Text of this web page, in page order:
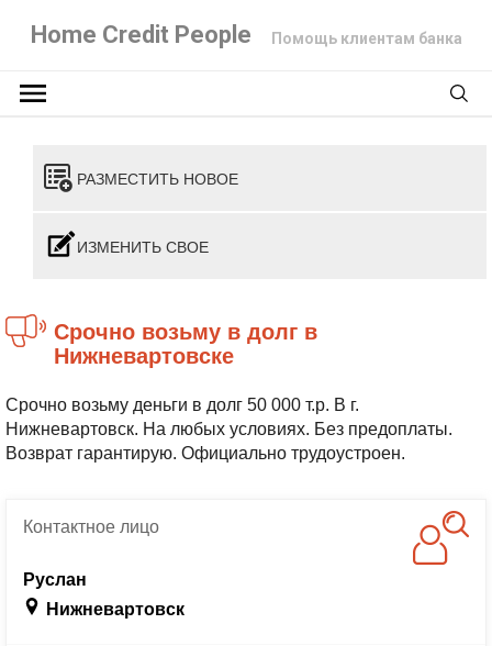
Home Credit People Помощь клиентам банка
РАЗМЕСТИТЬ НОВОЕ
ИЗМЕНИТЬ СВОЕ
Срочно возьму в долг в
Нижневартовске
Срочно возьму деньги в долг 50 000 т.р. В г.
Нижневартовск. На любых условиях. Без предоплаты.
Возврат гарантирую. Официально трудоустроен.
Контактноелицо
Руслан
Нижневартовск